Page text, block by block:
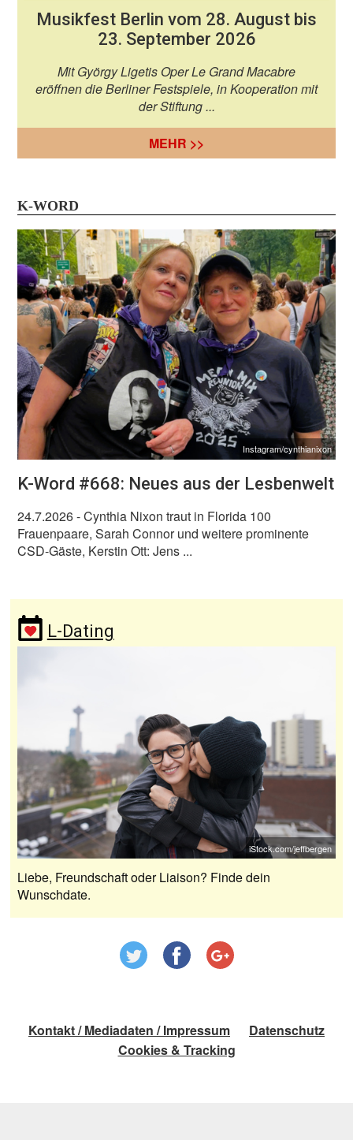
Musikfest Berlin vom 28. August bis
23. September 2026
Mit György Ligetis Oper Le Grand Macabre
eröffnen die Berliner Festspiele, in Kooperation mit
der Stiftung ...
MEHR >>
K-WORD
Instagram/cynthianixon
K-Word #668: Neues aus der Lesbenwelt
24.7.2026- Cynthia Nixon traut in Florida 100
Frauenpaare, Sarah Connor und weitere prominente
CSD-Gäste, Kerstin Ott: Jens ...
L-Dating
iStock.com/jeffbergen
Liebe, Freundschaft oder Liaison? Finde dein
Wunschdate.
Kontakt / Mediadaten / Impressum
Datenschutz
Cookies & Tracking